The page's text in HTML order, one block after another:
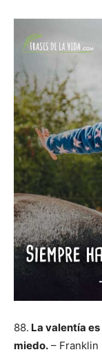
88. La valentía
miedo. – Franklin